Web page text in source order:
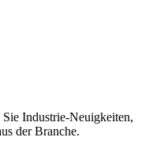
Industrie-Neuigkeiten,
der Branche.